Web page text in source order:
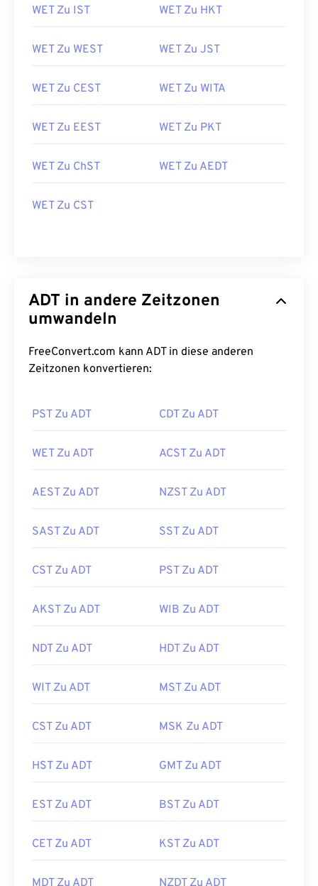
WET Zu IST WET Zu HKT
WET Zu WEST WET Zu JST
WET Zu CEST WET Zu WITA
WET Zu EEST WET Zu PKT
WET Zu ChST WET Zu AEDT
WET Zu CST
ADT in andere Zeitzonen
umwandeln
FreeConvert.com kann ADT in diese anderen
Zeitzonen konvertieren:
PST Zu ADT CDT Zu ADT
WET Zu ADT ACST Zu ADT
AEST Zu ADT NZST Zu ADT
SAST Zu ADT SST Zu ADT
CST Zu ADT PST Zu ADT
AKST Zu ADT WIB Zu ADT
NDT Zu ADT HDT Zu ADT
WIT Zu ADT MST Zu ADT
CST Zu ADT MSK Zu ADT
HST Zu ADT GMT Zu ADT
EST Zu ADT BST Zu ADT
CET Zu ADT KST Zu ADT
MDT Zu ADT NZDT Zu ADT